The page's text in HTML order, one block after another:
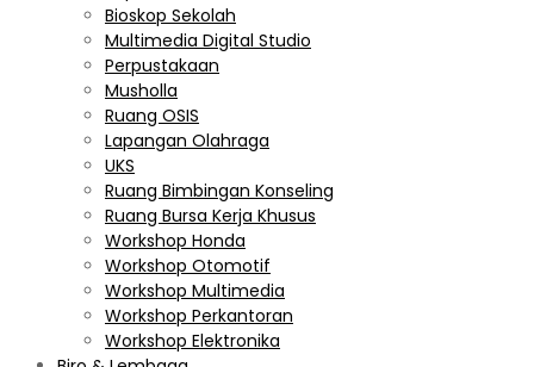
Bioskop Sekolah
Multimedia Digital Studio
Perpustakaan
Musholla
Ruang OSIS
Lapangan Olahraga
UKS
Ruang Bimbingan Konseling
Ruang Bursa Kerja Khusus
Workshop Honda
Workshop Otomotif
Workshop Multimedia
Workshop Perkantoran
Workshop Elektronika